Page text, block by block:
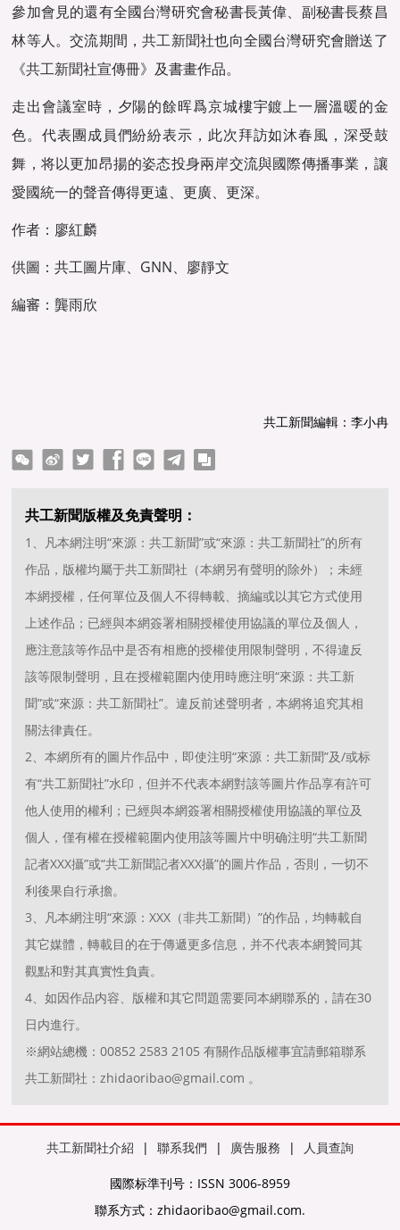
參加會見的還有全國台灣研究會秘書長黃偉、副秘書長蔡昌
林等人。交流期間，共工新聞社也向全國台灣研究會贈送了
《共工新聞社宣傳冊》及書畫作品。
走出會議室時，夕陽的餘晖爲京城樓宇鍍上一層溫暖的金
色。代表團成員們紛紛表示，此次拜訪如沐春風，深受鼓
舞，将以更加昂揚的姿态投身兩岸交流與國際傳播事業，讓
愛國統一的聲音傳得更遠、更廣、更深。
作者：廖紅麟
供圖：共工圖片庫、GNN、廖靜文
編審：龔雨欣
共工新聞編輯：李小冉
linetelegram copy
共工新聞版權及免責聲明：
1、凡本網注明“來源：共工新聞”或“來源：共工新聞社”的所有
作品，版權均屬于共工新聞社（本網另有聲明的除外）；未經
本網授權，任何單位及個人不得轉載、摘編或以其它方式使用
上述作品；已經與本網簽署相關授權使用協議的單位及個人，
應注意該等作品中是否有相應的授權使用限制聲明，不得違反
該等限制聲明，且在授權範圍内使用時應注明“來源：共工新
聞”或“來源：共工新聞社”。違反前述聲明者，本網将追究其相
關法律責任。
2、本網所有的圖片作品中，即使注明“來源：共工新聞”及/或标
有“共工新聞社”水印，但并不代表本網對該等圖片作品享有許可
他人使用的權利；已經與本網簽署相關授權使用協議的單位及
個人，僅有權在授權範圍内使用該等圖片中明确注明“共工新聞
記者XXX攝”或“共工新聞記者XXX攝”的圖片作品，否則，一切不
利後果自行承擔。
3、凡本網注明“來源：XXX（非共工新聞）”的作品，均轉載自
其它媒體，轉載目的在于傳遞更多信息，并不代表本網贊同其
觀點和對其真實性負責。
4、如因作品内容、版權和其它問題需要同本網聯系的，請在30
日内進行。
※網站總機：00852 2583 2105 有關作品版權事宜請郵箱聯系
共工新聞社：zhidaoribao@gmail.com 。
共工新聞社介紹 | 聯系我們 | 廣告服務 | 人員查詢
國際标準刊号：ISSN 3006-8959
聯系方式：zhidaoribao@gmail.com.